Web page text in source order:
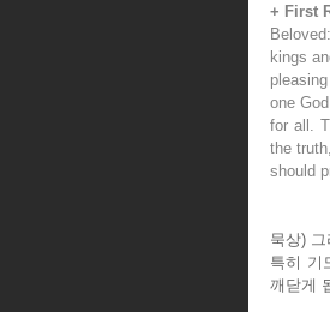
+ First
kings
one
for all.
the
should
묵상)
특히 기
깨닫게